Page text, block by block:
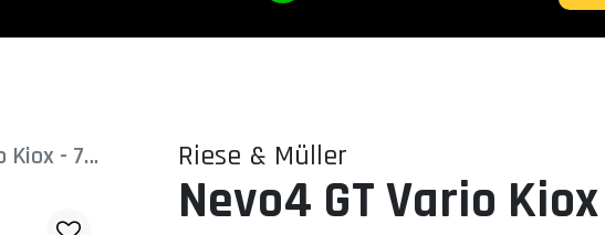
Nevo4 GT Vario Kiox - 750 Riese & Müller
Nevo4 GT Vario